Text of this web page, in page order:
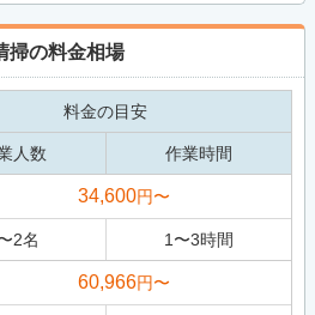
掃の料金相場
料金の目安
人数 作業時間
34,600円〜
2名 1〜3時間
60,966円〜